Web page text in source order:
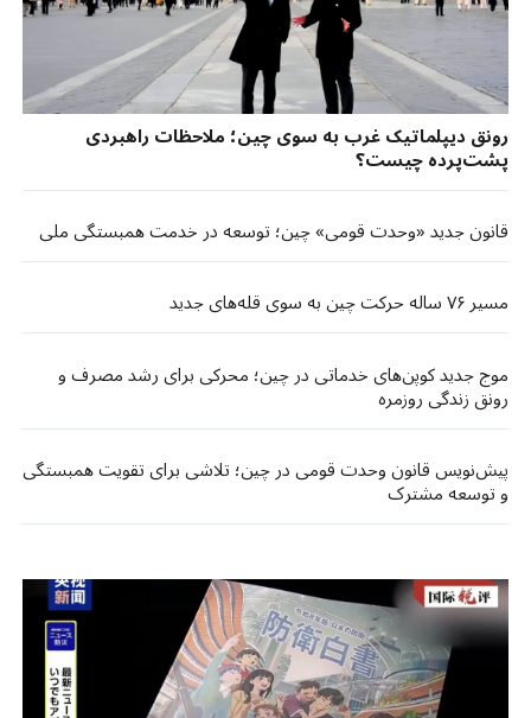
رونق دیپلماتیک غرب به سوی چین؛ ملاحظات راهبردی
پشت‌پرده چیست؟
قانون جدید «وحدت قومی» چین؛ توسعه در خدمت همبستگی ملی
مسیر ۷۶ ساله حرکت چین به سوی قله‌های جدید
موج جدید کوپن‌های خدماتی در چین؛ محرکی برای رشد مصرف و
رونق زندگی روزمره
پیش‌نویس قانون وحدت قومی در چین؛ تلاشی برای تقویت همبستگی
و توسعه مشترک